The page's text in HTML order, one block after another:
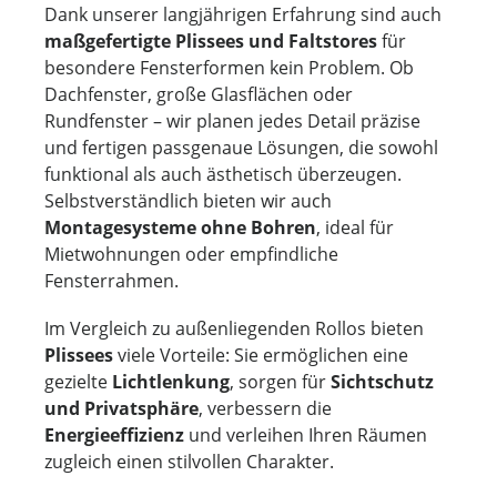
Dank unserer langjährigen Erfahrung sind auch
maßgefertigte Plissees und Faltstoresfür
besondere Fensterformen kein Problem. Ob
Dachfenster, große Glasflächen oder
Rundfenster – wir planen jedes Detail präzise
und fertigen passgenaue Lösungen, die sowohl
funktional als auch ästhetisch überzeugen.
Selbstverständlich bieten wir auch
Montagesysteme ohne Bohren, ideal für
Mietwohnungen oder empfindliche
Fensterrahmen.
Im Vergleich zu außenliegenden Rollos bieten
Plisseesviele Vorteile: Sie ermöglichen eine
gezielte Lichtlenkung, sorgen fürSichtschutz
und Privatsphäre, verbessern die
Energieeffizienz und verleihen Ihren Räumen
zugleich einen stilvollen Charakter.